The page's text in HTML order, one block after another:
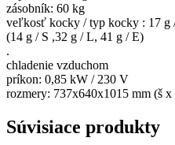
zásobník: 60 kg
veľkosť kocky / typ kocky : 17 g
(14 g / S ,32 g / L, 41 g / E)
.
chladenie vzduchom
príkon: 0,85 kW / 230 V
rozmery: 737x640x1015 mm (š
Súvisiace produkty